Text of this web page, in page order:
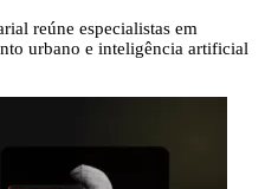
reúne especialistas em
urbano e inteligência artificial